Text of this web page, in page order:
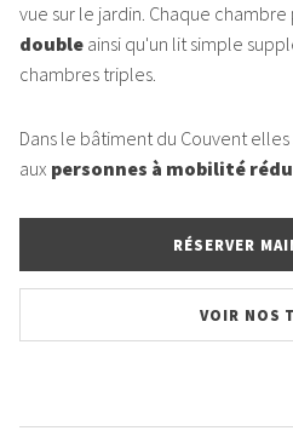
vue sur le jardin. Chaque chambre
double ainsi qu'un lit simple
chambres triples.
Dans le bâtiment du Couvent
aux personnes à mobilité
RÉSERVER
VOIR NOS